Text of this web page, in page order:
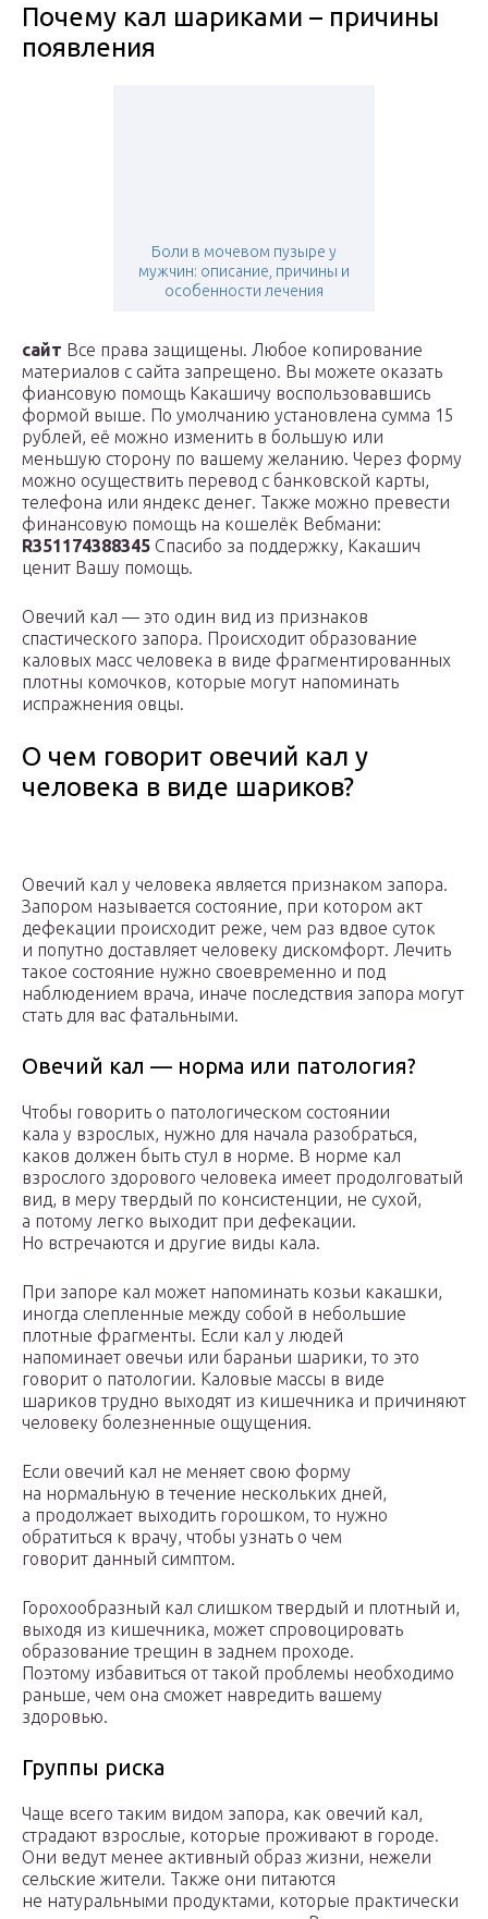
Почему кал шариками – причины
появления
Боли в мочевом пузыре у
мужчин: описание, причины и
особенности лечения
сайт Все права защищены. Любое копирование
материалов с сайта запрещено. Вы можете оказать
фиансовую помощь Какашичу воспользовавшись
формой выше. По умолчанию установлена сумма 15
рублей, её можно изменить в большую или
меньшую сторону по вашему желанию. Через форму
можно осуществить перевод с банковской карты,
телефона или яндекс денег. Также можно превести
финансовую помощь на кошелёк Вебмани:
R351174388345 Спасибо за поддержку, Какашич
ценит Вашу помощь.
Овечий кал — это один вид из признаков
спастического запора. Происходит образование
каловых масс человека в виде фрагментированных
плотны комочков, которые могут напоминать
испражнения овцы.
О чем говорит овечий кал у
человека в виде шариков?
Овечий кал у человека является признаком запора.
Запором называется состояние, при котором акт
дефекации происходит реже, чем раз вдвое суток
и попутно доставляет человеку дискомфорт. Лечить
такое состояние нужно своевременно и под
наблюдением врача, иначе последствия запора могут
стать для вас фатальными.
Овечий кал — норма или патология?
Чтобы говорить о патологическом состоянии
кала у взрослых, нужно для начала разобраться,
каков должен быть стул в норме. В норме кал
взрослого здорового человека имеет продолговатый
вид, в меру твердый по консистенции, не сухой,
а потому легко выходит при дефекации.
Но встречаются и другие виды кала.
При запоре кал может напоминать козьи какашки,
иногда слепленные между собой в небольшие
плотные фрагменты. Если кал у людей
напоминает овечьи или бараньи шарики, то это
говорит о патологии. Каловые массы в виде
шариков трудно выходят из кишечника и причиняют
человеку болезненные ощущения.
Если овечий кал не меняет свою форму
на нормальную в течение нескольких дней,
а продолжает выходить горошком, то нужно
обратиться к врачу, чтобы узнать о чем
говорит данный симптом.
Горохообразный кал слишком твердый и плотный и,
выходя из кишечника, может спровоцировать
образование трещин в заднем проходе.
Поэтому избавиться от такой проблемы необходимо
раньше, чем она сможет навредить вашему
здоровью.
Группы риска
Чаще всего таким видом запора, как овечий кал,
страдают взрослые, которые проживают в городе.
Они ведут менее активный образ жизни, нежели
сельские жители. Также они питаются
не натуральными продуктами, которые практически